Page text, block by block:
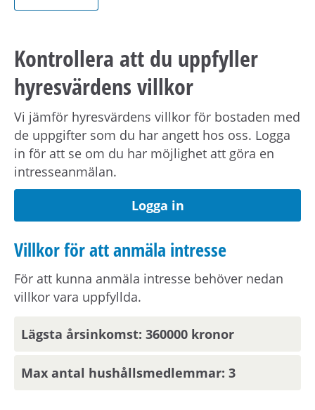
grundutbudet. Alla hyresvärdens lägenheter är
anslutna till iTUX, vilket innebär att du kan
teckna avtal med valfri leverantör av bredband
som ingår i deras tjänsteutbud. Besök
victoriahem.itux.se för vidare information.
Förmedlingsinformation
Viktig information om visning eller
förmedling kan skickas ut via sms.Uppdatera
dina kontaktuppgifter på Mina sidor.
Om hyresvärden har villkor om antal
hushållsmedlemmar hämtar och behandlar vi
medboende och eventuella barn.
Kontrollera att du uppfyller
hyresvärdens villkor
Vi jämför hyresvärdens villkor för bostaden med
de uppgifter som du har angett hos oss. Logga
in för att se om du har möjlighet att göra en
intresseanmälan.
Logga in
Villkor för att anmäla intresse
För att kunna anmäla intresse behöver nedan
villkor vara uppfyllda.
Lägsta årsinkomst: 360000 kronor
Max antal hushållsmedlemmar: 3